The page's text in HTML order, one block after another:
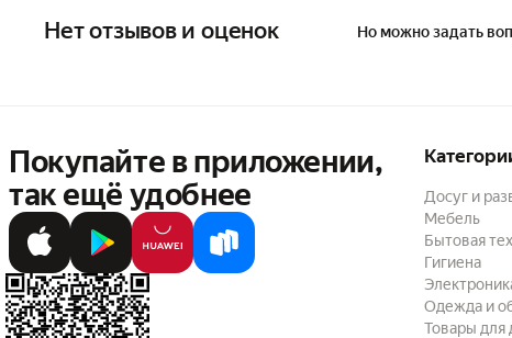
Нет отзывов и оценок Но можно задать
Покупайте в приложении,
так ещё удобнее
Досуг и
Мебель
Бытовая
Гигиена
Одежда и
Товары для